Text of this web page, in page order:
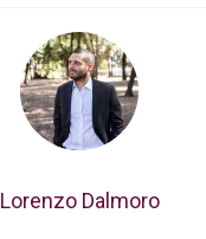
Lorenzo Dalmoro